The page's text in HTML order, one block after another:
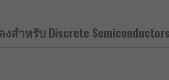
controlled by the voltage applied through
two transistors
สำหรับ Discrete Semiconductors